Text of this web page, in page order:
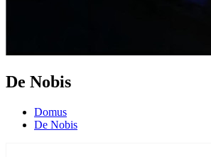
De Nobis
Domus
De Nobis